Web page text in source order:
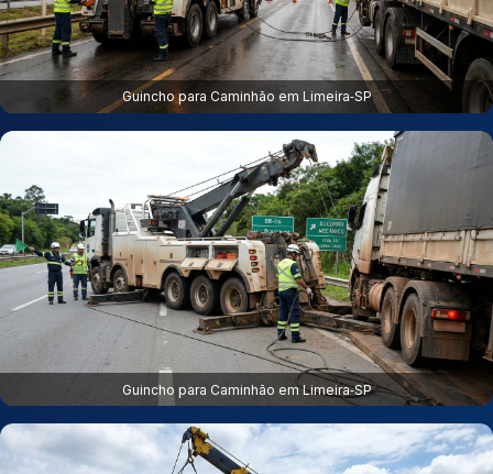
Guincho para Caminhão em Limeira‑SP
Guincho para Caminhão em Limeira‑SP